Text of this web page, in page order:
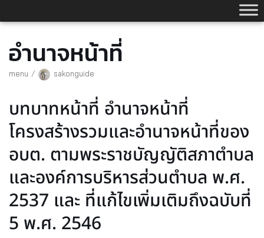
to
content
อำนาจหน้าที่
menu sakonguide
บทบาทหน้าที่ อำนาจหน้าที่
โครงสร้างรวมและอำนาจหน้าที่ของ
อบต. ตามพระราชบัญญัติสภาตำบล
และองค์การบริหารส่วนตำบล พ.ศ.
2537 และ ที่แก้ไขเพิ่มเติมถึงฉบับที่
5 พ.ศ. 2546